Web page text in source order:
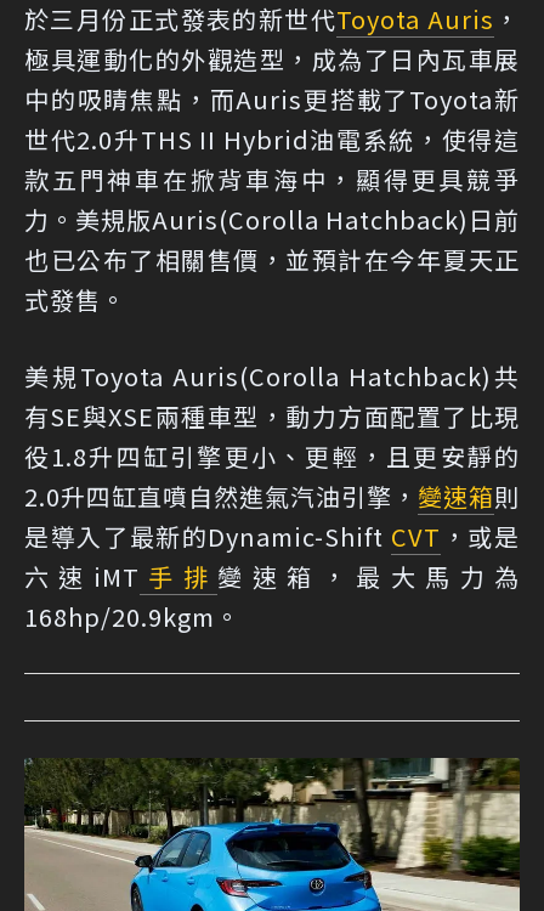
於三月份正式發表的新世代Toyota Auris ，
極具運動化的外觀造型，成為了日內瓦車展
中的吸睛焦點，而Auris更搭載了Toyota新
世代2.0升THS II Hybrid油電系統，使得這
款五門神車在掀背車海中，顯得更具競爭
力。美規版Auris(Corolla Hatchback)日前
也已公布了相關售價，並預計在今年夏天正
式發售。
美規Toyota Auris(Corolla Hatchback)共
有SE與XSE兩種車型，動力方面配置了比現
役1.8升四缸引擎更小、更輕，且更安靜的
2.0升四缸直噴自然進氣汽油引擎， 變速箱則
是導入了最新的Dynamic-Shift CVT ，或是
六速iMT 手排 變速箱，最大馬力為
168hp/20.9kgm。